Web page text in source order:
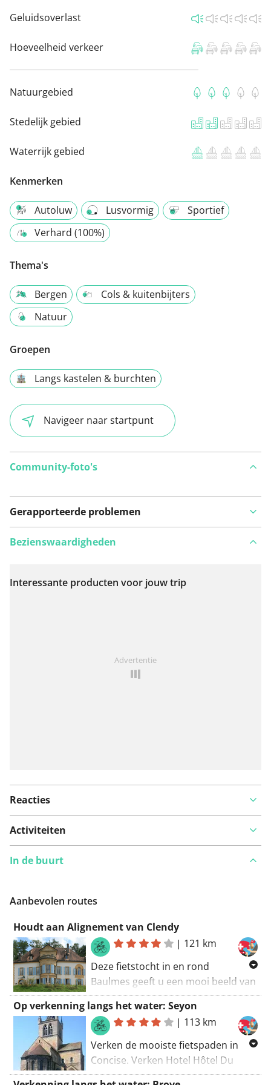
Geluidsoverlast
Hoeveelheid verkeer
Natuurgebied
Stedelijk gebied
Waterrijk gebied
Kenmerken
Autoluw Lusvormig
Sportief
Verhard (100%)
Thema's
Bergen
Cols & kuitenbijters
Natuur
Groepen
Langs kastelen & burchten
Navigeer naar startpunt
Community-foto's
Gerapporteerde problemen
Bekijk op kaart
Bezienswaardigheden
Interessante producten voor jouw trip
Advertentie
Reacties
Activiteiten
In de buurt
Aanbevolen routes
Houdt aan Alignement van Clendy
| 121 km
Deze fietstocht in en rond
Baulmes geeft u een mooi beeld van
de plaats en de omgeving. Op een
benauwde zomerdag biedt het
kasteel (Kasteel Grandson) een
welkome frisse onderbreking
(wanneer geopend). Een pittige
route! In ruil daarvoor wordt u zeker
Op verkenning langs het water: Seyon
| 113 km
Verken de mooiste fietspaden in
Concise. Verken Hotel Hôtel Du
Peyrou en de omgeving via deze